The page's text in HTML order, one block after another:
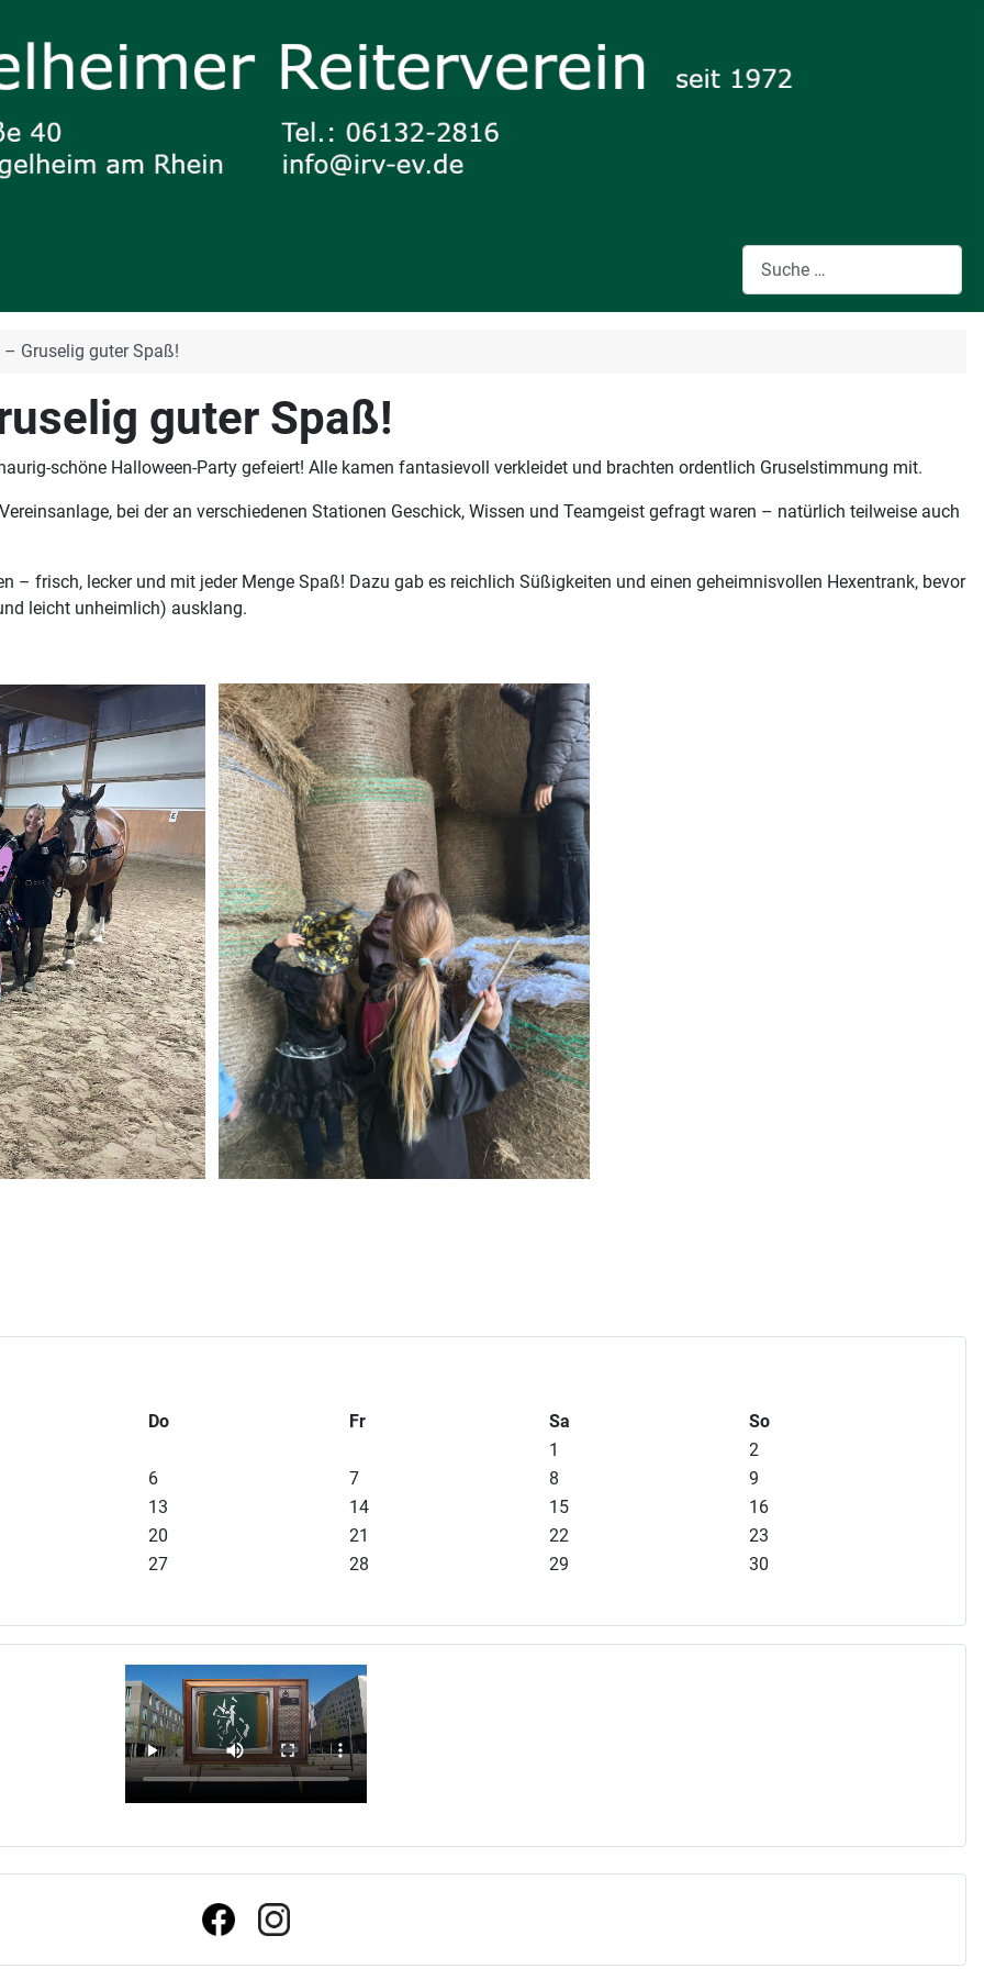
Suchen
Gruselig guter Spaß!
guter Spaß!
schöne Halloween-Party gefeiert! Alle kamen fantasievoll verkleidet und brachten ordentlich Gruselstimmung mit.
bei der an verschiedenen Stationen Geschick, Wissen und Teamgeist gefragt waren – natürlich teilweise auch
– frisch, lecker und mit jeder Menge Spaß! Dazu gab es reichlich Süßigkeiten und einen geheimnisvollen Hexentrank, bevor
leicht unheimlich) ausklang.
Do Fr Sa
So
1
2
6 7 8
9
13 14 15
16
20 21 22
23
27 28 29
30